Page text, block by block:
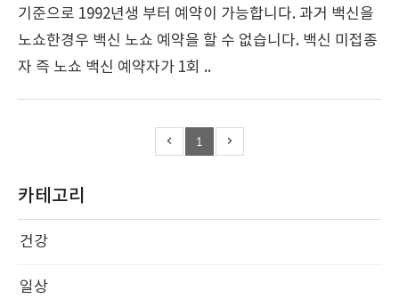
기준으로 1992년생 부터 예약이 가능합니다. 과거 백신을
노쇼한경우 백신 노쇼 예약을 할 수 없습니다. 백신 미접종
자 즉 노쇼 백신 예약자가 1회 ..
1
카테고리
건강
일상